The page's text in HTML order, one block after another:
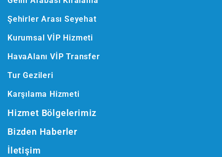
Şehirler Arası Seyehat
Kurumsal VİP Hizmeti
HavaAlanı VİP Transfer
Tur Gezileri
Karşılama Hizmeti
Hizmet Bölgelerimiz
Bizden Haberler
İletişim